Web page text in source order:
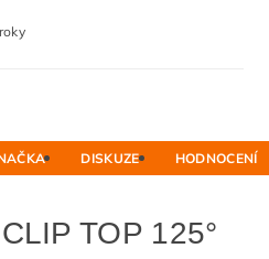
DISKUZE HODNOCENÍ
TOP 125°